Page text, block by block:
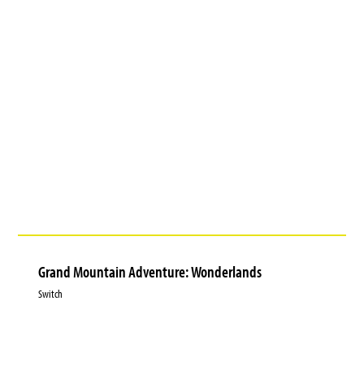
Grand Mountain Adventure: Wonderlands
Switch